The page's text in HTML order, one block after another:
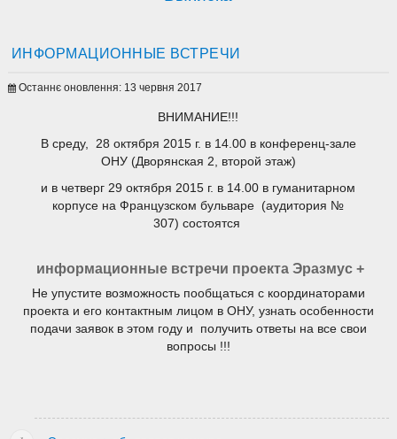
ИНФОРМАЦИОННЫЕ ВСТРЕЧИ
Останнє оновлення: 13 червня 2017
ВНИМАНИЕ!!!
В среду, 28 октября 2015 г. в 14.00 в конференц-зале
ОНУ (Дворянская 2, второй этаж)
и в четверг 29 октября 2015 г. в 14.00 в гуманитарном
корпусе на Французском бульваре (аудитория №
307) состоятся
информационные встречи проекта Эразмус +
Не упустите возможность пообщаться с координаторами
проекта и его контактным лицом в ОНУ, узнать особенности
подачи заявок в этом году и получить ответы на все свои
вопросы !!!